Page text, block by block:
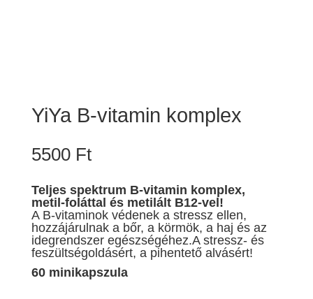
YiYa B-vitamin komplex
5500 Ft
Teljes spektrum B-vitamin komplex,
metil-foláttal és metilált B12-vel!
A B-vitaminok védenek a stressz ellen,
hozzájárulnak a bőr, a körmök, a haj és az
idegrendszer egészségéhez.A stressz- és
feszültségoldásért, a pihentető alvásért!
60 minikapszula